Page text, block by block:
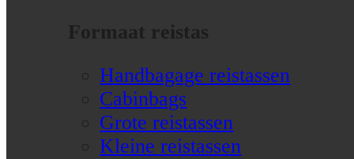
Formaat reistas
Handbagage reistassen
Cabinbags
Grote reistassen
Kleine reistassen